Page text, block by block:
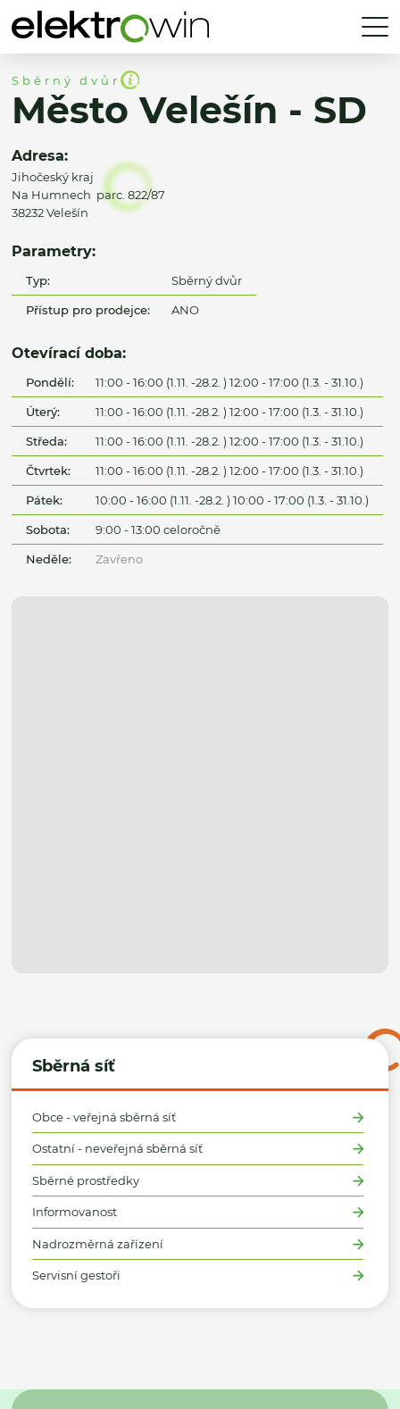
Sběrná síť
Obce - veřejná sběrná síť
Ostatní - neveřejná sběrná síť
Sběrné prostředky
Informovanost
Nadrozměrná zařízení
Servisní gestoři
Sběrný dvůr
Město Velešín - SD
Adresa:
Jihočeský kraj
Na Humnech parc. 822/87
38232 Velešín
Parametry:
Typ: Sběrný dvůr
Přístup pro prodejce: ANO
Otevírací doba:
Pondělí: 11:00 - 16:00 (1.11. -28.2. ) 12:00 - 17:00 (1.3. - 31.10.)
Úterý: 11:00 - 16:00 (1.11. -28.2. ) 12:00 - 17:00 (1.3. - 31.10.)
Středa: 11:00 - 16:00 (1.11. -28.2. ) 12:00 - 17:00 (1.3. - 31.10.)
Čtvrtek: 11:00 - 16:00 (1.11. -28.2. ) 12:00 - 17:00 (1.3. - 31.10.)
Pátek: 10:00 - 16:00 (1.11. -28.2. ) 10:00 - 17:00 (1.3. - 31.10.)
Sobota: 9:00 - 13:00 celoročně
Neděle: Zavřeno